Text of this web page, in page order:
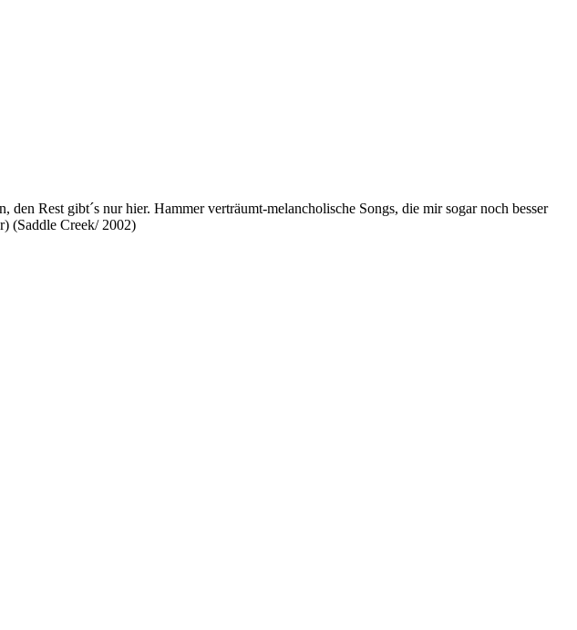
Rest gibt´s nur hier. Hammer verträumt-melancholische Songs, die mir sogar noch besser
(Saddle Creek/ 2002)